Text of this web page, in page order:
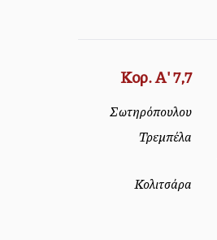
Κορ. Α' 7,7
Σωτηρόπουλου
Τρεμπέλα
Κολιτσάρα